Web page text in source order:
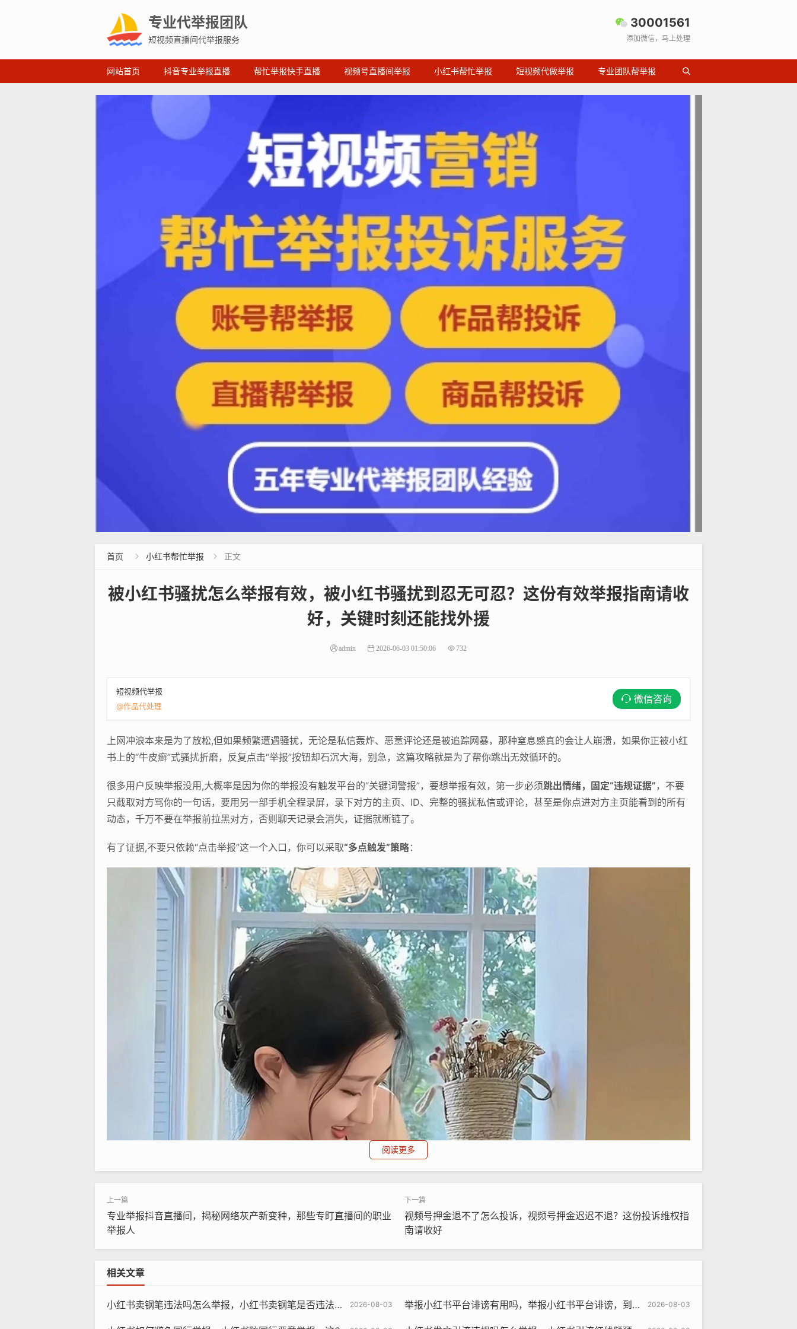
专业代举报团队
短视频直播间代举报服务
30001561
添加微信，马上处理
网站首页 抖音专业举报直播 帮忙举报快手直播 视频号直播间举报 小红书帮忙举报 短视频代做举报 专业团队帮举报
首页  小红书帮忙举报  正文
被小红书骚扰怎么举报有效，被小红书骚扰到忍无可忍？这份有效举报指南请收
好，关键时刻还能找外援
admin 2026-06-03 01:50:06 732
短视频代举报
@作品代处理
微信咨询
上网冲浪本来是为了放松,但如果频繁遭遇骚扰，无论是私信轰炸、恶意评论还是被追踪网暴，那种窒息感真的会让人崩溃，如果你正被小红
书上的“牛皮癣”式骚扰折磨，反复点击“举报”按钮却石沉大海，别急，这篇攻略就是为了帮你跳出无效循环的。
很多用户反映举报没用,大概率是因为你的举报没有触发平台的“关键词警报”，要想举报有效，第一步必须跳出情绪，固定“违规证据”，不要
只截取对方骂你的一句话，要用另一部手机全程录屏，录下对方的主页、ID、完整的骚扰私信或评论，甚至是你点进对方主页能看到的所有
动态，千万不要在举报前拉黑对方，否则聊天记录会消失，证据就断链了。
有了证据,不要只依赖“点击举报”这一个入口，你可以采取“多点触发”策略：
阅读更多
专业举报抖音直播间，揭秘网络灰产新变种，那些专盯直播间的职业
举报人
视频号押金退不了怎么投诉，视频号押金迟迟不退？这份投诉维权指
南请收好
相关文章
2026-08-03
小红书卖钢笔违法吗怎么举报，小红书卖钢笔是否违法？违规销售如何举报？ 2026-08-03
举报小红书平台诽谤有用吗，举报小红书平台诽谤，到底有没有用？